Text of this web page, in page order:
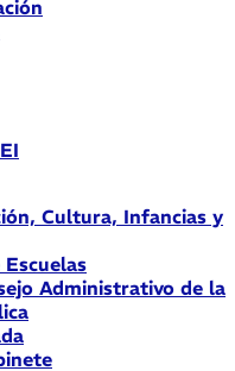
Cultura, Infancias y
Administrativo de la